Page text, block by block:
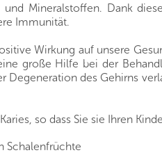
Mineralstoffen. Dank
Immunität.
Wirkung auf unsere
große Hilfe bei der
Degeneration des Gehirns
so dass Sie sie Ihren
Schalenfrüchte